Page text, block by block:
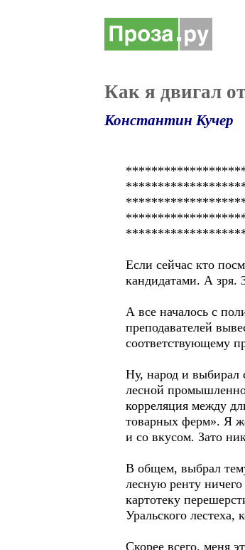
Как я двигал
Константин Кучер
Если сейчас кто
кандидатами. А
А все началось с
преподавателей
соответствующему
Ну, народ и выбирал
лесной
корреляция между
товарных ферм». Я
и со вкусом. Зато
В общем, выбрал
лесную ренту
картотеку
Уральского лестеха,
Скорее всего, меня